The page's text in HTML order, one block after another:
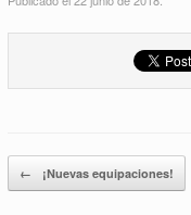
← ¡Nuevas equipaciones!